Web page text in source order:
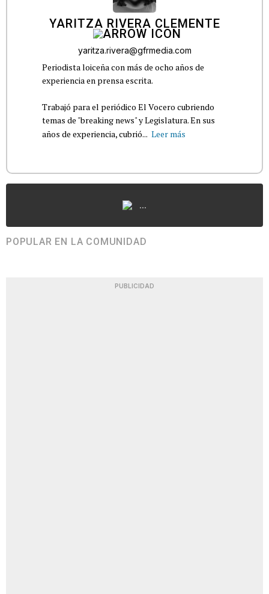
YARITZA RIVERA CLEMENTE
yaritza.rivera@gfrmedia.com
Periodista loiceña con más de ocho años de
experiencia en prensa escrita.
Trabajó para el periódico El Vocero cubriendo
temas de "breaking news" y Legislatura. En sus
años de experiencia, cubrió... Leer más
...
POPULAR EN LA COMUNIDAD
PUBLICIDAD